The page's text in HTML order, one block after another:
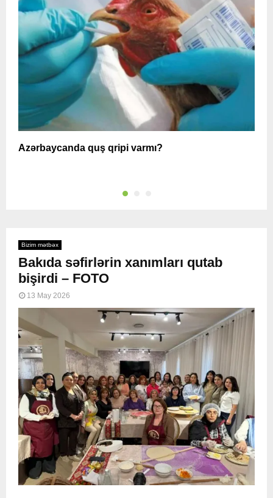
Azərbaycanda quş qripi varmı?
Bizim mətbəx
Bakıda səfirlərin xanımları qutab
bişirdi – FOTO
13 May 2026